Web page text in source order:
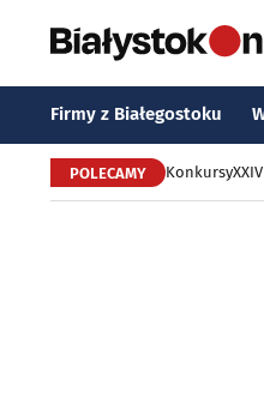
Firmy z Białegostoku
POLECAMY Konkursy